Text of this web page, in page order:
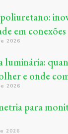
em conexões
2026
luminária:
e onde
2026
para
2026